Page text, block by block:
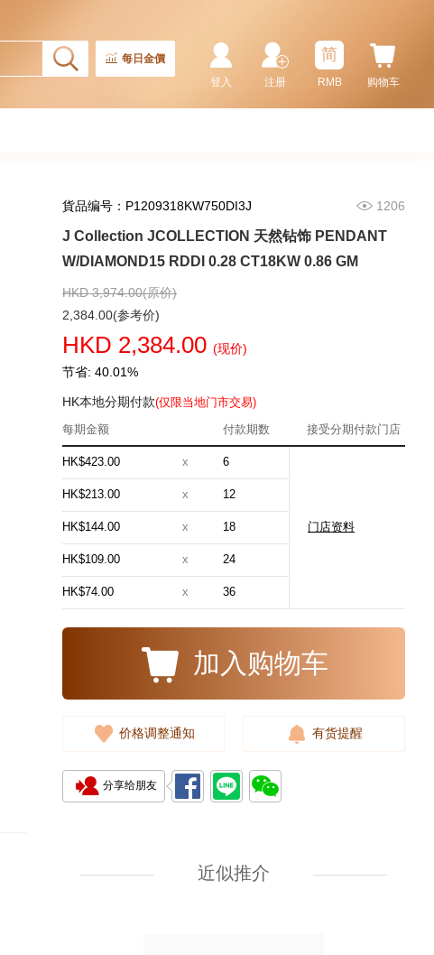
每日金價
购物车
简
RMB
注册
登入
貨品编号：P1209318KW750DI3J 1206
J Collection JCOLLECTION 天然钻饰 PENDANT
W/DIAMOND15 RDDI 0.28 CT18KW 0.86 GM
HKD 3,974.00(原价)
2,384.00(参考价)
HKD 2,384.00 (现价)
节省: 40.01%
HK本地分期付款(仅限当地门市交易)
每期金额
付款期数 接受分期付款门店
HK$423.00 x 6
门店资料
HK$213.00 x 12
HK$144.00 x 18
HK$109.00 x 24
HK$74.00 x 36
加入购物车
价格调整通知 有货提醒
分享给朋友
近似推介
J Collection JCOLLECTION
天然钻饰 NECKLACE
W/DIAMOND 1 RDDI 0.10
J Collection JCOLLECTION
RDDI 0.32 CT18KR 2.14 GM
(EU52)
3,545.00
18KW 4.50 GM (Head 6.5mm)
3,764.00